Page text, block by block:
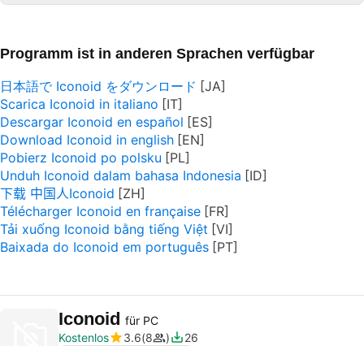
Programm ist in anderen Sprachen verfügbar
日本語で Iconoid をダウンロード
Scarica Iconoid in italiano
Descargar Iconoid en español
Download Iconoid in english
Pobierz Iconoid po polsku
Unduh Iconoid dalam bahasa Indonesia
下载 中国人Iconoid
Télécharger Iconoid en française
Tải xuống Iconoid bằng tiếng Việt
Baixada do Iconoid em português
Iconoid für PC
Kostenlos
3.6 8
26